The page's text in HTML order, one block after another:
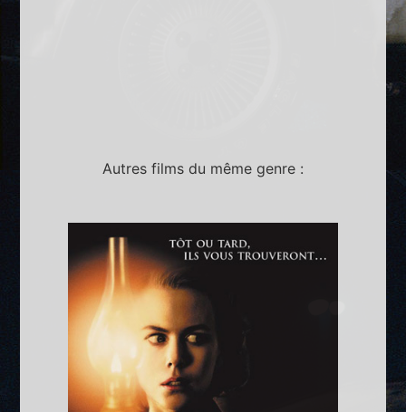
Autres films du même genre :